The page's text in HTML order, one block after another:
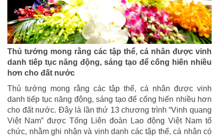
Thủ tướng mong rằng các tập thể, cá nhân được vinh
danh tiếp tục năng động, sáng tạo để cống hiến nhiều
hơn cho đất nước
Thủ tướng mong rằng các tập thể, cá nhân được vinh
danh tiếp tục năng động, sáng tạo để cống hiến nhiều hơn
cho đất nước. Đây là lần thứ 13 chương trình “Vinh quang
Việt Nam” được Tổng Liên đoàn Lao động Việt Nam tổ
chức, nhằm ghi nhận và vinh danh các tập thể, cá nhân có